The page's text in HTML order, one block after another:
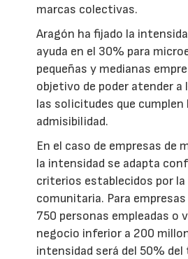
marcas colectivas.
Aragón ha fijado la
ayuda en el 30% para
pequeñas y medianas
objetivo de poder atender a
las solicitudes que
admisibilidad.
En el caso de empresas de
la intensidad se adapta
criterios establecidos por
comunitaria. Para
750 personas empleadas o
negocio inferior a 200
intensidad será del 50% del